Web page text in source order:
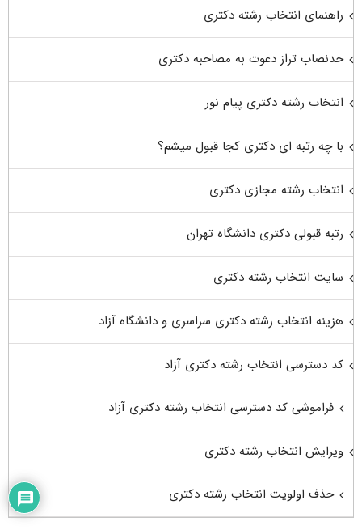
راهنمای انتخاب رشته دکتری
حدنصاب تراز دعوت به مصاحبه دکتری
انتخاب رشته دکتری پیام نور
با چه رتبه ای دکتری کجا قبول میشم؟
انتخاب رشته مجازی دکتری
رتبه قبولی دکتری دانشگاه تهران
سایت انتخاب رشته دکتری
هزینه انتخاب رشته دکتری سراسری و دانشگاه آزاد
کد دسترسی انتخاب رشته دکتری آزاد
فراموشی کد دسترسی انتخاب رشته دکتری آزاد
ویرایش انتخاب رشته دکتری
حذف اولویت انتخاب رشته دکتری